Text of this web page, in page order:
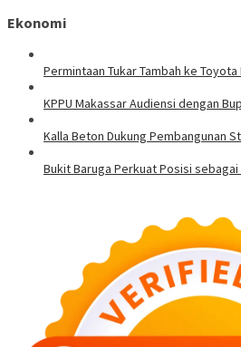
Ekonomi
Permintaan Tukar Tambah ke
KPPU Makassar Audiensi dengan
Kalla Beton Dukung Pembangunan
Bukit Baruga Perkuat Posisi